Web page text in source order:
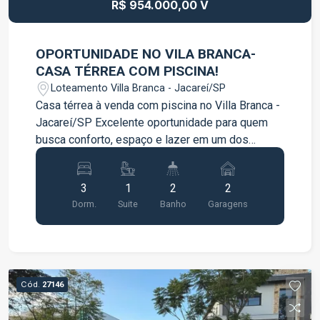
R$ 954.000,00 V
OPORTUNIDADE NO VILA BRANCA-
CASA TÉRREA COM PISCINA!
Loteamento Villa Branca - Jacareí/SP
Casa térrea à venda com piscina no Villa Branca -
Jacareí/SP Excelente oportunidade para quem
busca conforto, espaço e lazer em um dos
bairros mais valorizados de Jacareí. Esta casa
térrea possui ambientes amplos, excelente
distribuição e diversos diferenciais que
proporcionam mais praticidade e qualidade de
vida para toda a família. Características do
móveis planejados Cozinha americana integrada
à copa, equipada com cooktop, forno elétrico e
coifa de ilha Banheiros reformados Área gourmet
3
Dorm.
1
Suite
2
Banho
2
Garagens
Cód. 27146